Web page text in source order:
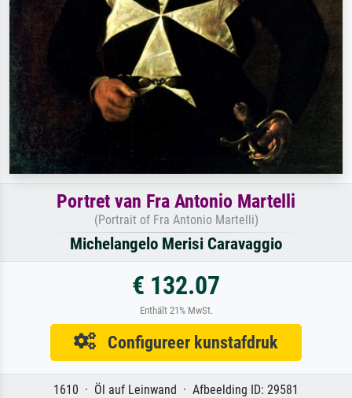
Portret van Fra Antonio Martelli
(Portrait of Fra Antonio Martelli)
Michelangelo Merisi Caravaggio
€ 132.07
Enthält 21% MwSt.
Configureer kunstafdruk
1610 · Öl auf Leinwand · Afbeelding ID: 29581